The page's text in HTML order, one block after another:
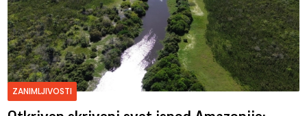
ZANIMLJIVOSTI